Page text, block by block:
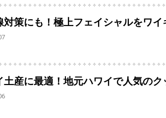
対策にも！極上フェイシャルをワイ
土産に最適！地元ハワイで人気のク